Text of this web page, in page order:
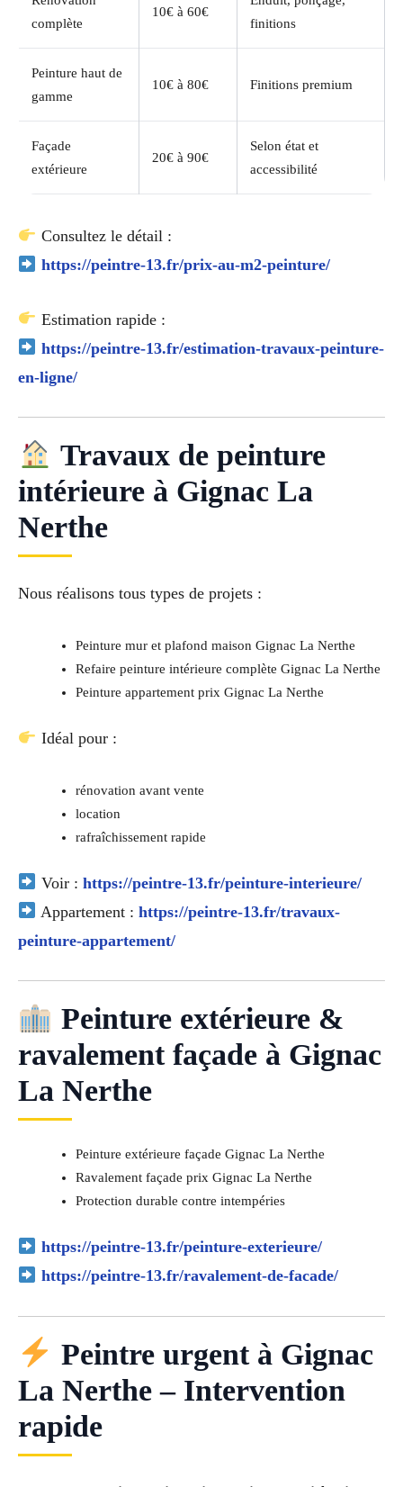
complète
10€ à 60€
finitions
Peinture haut de
gamme
10€ à 80€ Finitions premium
Façade
extérieure
20€ à 90€
Selon état et
accessibilité
Consultez le détail :
https://peintre-13.fr/prix-au-m2-peinture/
Estimation rapide :
https://peintre-13.fr/estimation-travaux-peinture-
en-ligne/
Travaux de peinture
intérieure à Gignac La
Nerthe
Nous réalisons tous types de projets :
Peinture mur et plafond maison Gignac La Nerthe
Refaire peinture intérieure complète Gignac La Nerthe
Peinture appartement prix Gignac La Nerthe
Idéal pour :
rénovation avant vente
location
rafraîchissement rapide
Voir : https://peintre-13.fr/peinture-interieure/
Appartement : https://peintre-13.fr/travaux-
peinture-appartement/
Peinture extérieure &
ravalement façade à Gignac
La Nerthe
Peinture extérieure façade Gignac La Nerthe
Ravalement façade prix Gignac La Nerthe
Protection durable contre intempéries
https://peintre-13.fr/peinture-exterieure/
https://peintre-13.fr/ravalement-de-facade/
Peintre urgent à Gignac
La Nerthe – Intervention
rapide